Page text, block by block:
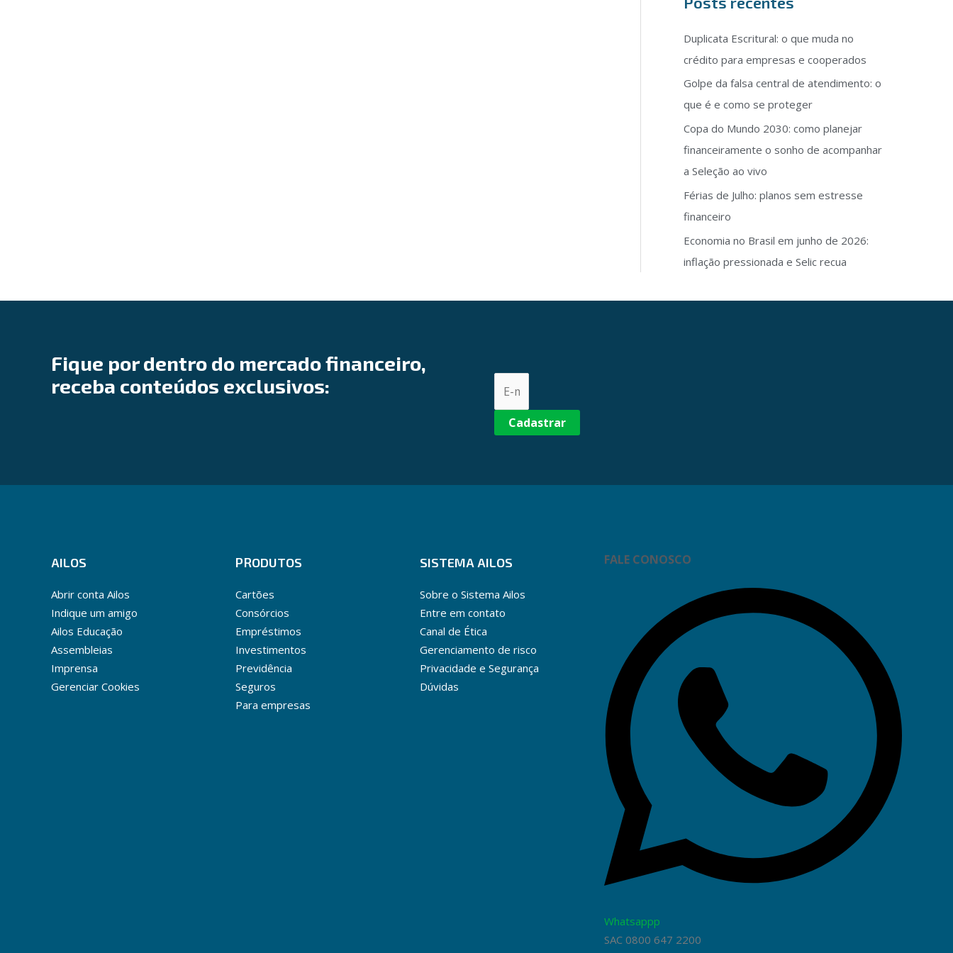
Duplicata Escritural: o que muda no
crédito para empresas e cooperados
Golpe da falsa central de atendimento: o
que é e como se proteger
Copa do Mundo 2030: como planejar
financeiramente o sonho de acompanhar
a Seleção ao vivo
Férias de Julho: planos sem estresse
financeiro
Economia no Brasil em junho de 2026:
inflação pressionada e Selic recua
Fique por dentro do mercado financeiro,
receba conteúdos exclusivos:
Cadastrar
AILOS
Abrir conta Ailos
Indique um amigo
Ailos Educação
Assembleias
Imprensa
Gerenciar Cookies
PRODUTOS
Cartões
Consórcios
Empréstimos
Investimentos
Previdência
Seguros
Para empresas
SISTEMA AILOS
Sobre o Sistema Ailos
Entre em contato
Canal de Ética
Gerenciamento de risco
Privacidade e Segurança
Dúvidas
FALE CONOSCO
Whatsappp
SAC 0800 647 2200